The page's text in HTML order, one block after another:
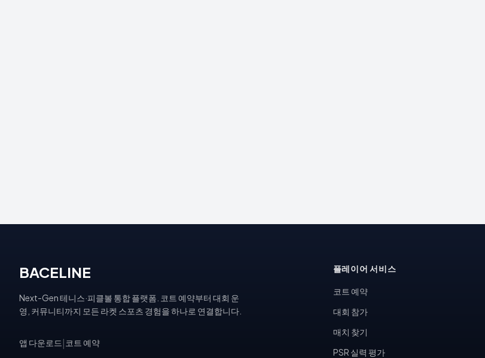
BACELINE
Next-Gen 테니스·피클볼 통합 플랫폼. 코트 예약부터 대회 운
영, 커뮤니티까지 모든 라켓 스포츠 경험을 하나로 연결합니다.
앱 다운로드 코트 예약
플레이어 서비스
코트 예약
대회 참가
매치 찾기
PSR 실력 평가